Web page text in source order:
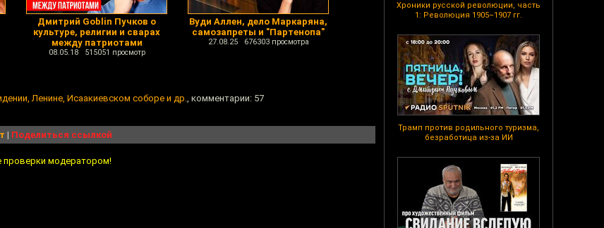
Хроники русской революции, часть
1: Революция 1905–1907 гг.
Трамп против родильного туризма,
безработица из-за ИИ
Дмитрий Goblin Пучков о
культуре, религии и сварах
между патриотами
08.05.18 515051 просмотр
Вуди Аллен, дело Маркаряна,
самозапреты и "Партенопа"
27.08.25 676303 просмотра
Ленине, Исаакиевском соборе и др., комментарии: 57
| Поделиться ссылкой
проверки модератором!